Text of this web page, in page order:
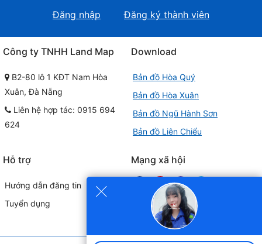
×
Đăng nhập Đăng ký thành viên
Công ty TNHH Land Map
B2-80 lô 1 KĐT Nam Hòa
Xuân, Đà Nẵng
Liên hệ hợp tác: 0915 694
624
Download
Bản đồ Hòa Quý
Bản đồ Hòa Xuân
Bản đồ Ngũ Hành Sơn
Bản đồ Liên Chiểu
Hỗ trợ
Hướng dẫn đăng tin
Tuyển dụng
Mạng xã hội